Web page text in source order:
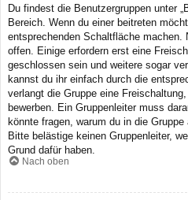
Du findest die Benutzergruppen unter
Bereich. Wenn du einer beitreten
entsprechenden Schaltfläche machen.
offen. Einige erfordern erst eine
geschlossen sein und weitere sogar
kannst du ihr einfach durch die
verlangt die Gruppe eine
bewerben. Ein Gruppenleiter muss
könnte fragen, warum du in die
Bitte belästige keinen Gruppenleiter,
Grund dafür haben.
Nach oben